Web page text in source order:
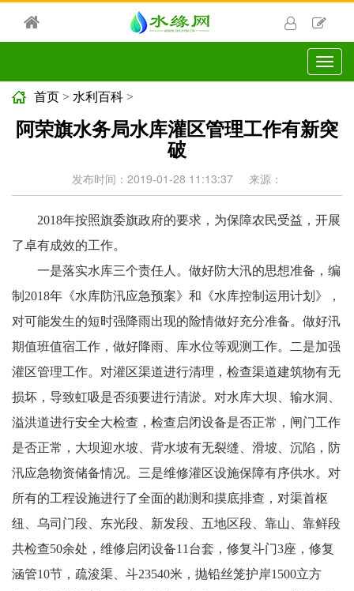
切
换
首页 > 水利百科 >
阿荣旗水务局水库灌区管理工作有新突
破
发布时间：2019-01-28 11:13:37 来源：
2018年按照旗委旗政府的要求，为保障农民受益，开展
了卓有成效的工作。
一是落实水库三个责任人。做好防大汛的思想准备，编
制2018年《水库防汛应急预案》和《水库控制运用计划》，
对可能发生的短时强降雨出现的险情做好充分准备。做好汛
期值班值宿工作，做好降雨、库水位等观测工作。二是加强
灌区管理工作。对灌区渠道进行清理，检查渠道建筑物有无
损坏，导致虹吸是否须要进行清淤。对水库大坝、输水洞、
溢洪道进行安全大检查，检查启闭设备是否正常，闸门工作
是否正常，大坝迎水坡、背水坡有无裂缝、滑坡、沉陷，防
汛应急物资储备情况。三是维修灌区设施保障有序供水。对
所有的工程设施进行了全面的勘测和摸底排查，对渠首枢
纽、乌司门段、东光段、新发段、五地区段、靠山、靠鲜段
共检查50余处，维修启闭设备11台套，修复斗门3座，修复
涵管10节，疏浚渠、斗23540米，抛铅丝笼护岸1500立方